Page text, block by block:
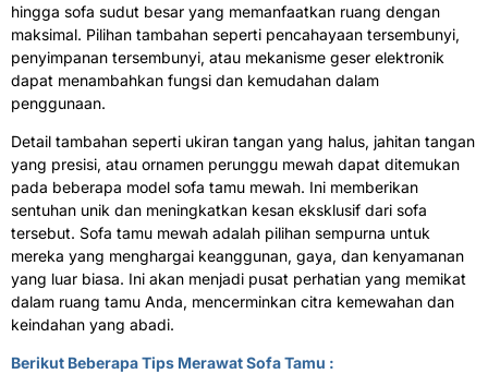
hingga sofa sudut besar yang memanfaatkan ruang dengan
maksimal. Pilihan tambahan seperti pencahayaan tersembunyi,
penyimpanan tersembunyi, atau mekanisme geser elektronik
dapat menambahkan fungsi dan kemudahan dalam
penggunaan.
Detail tambahan seperti ukiran tangan yang halus, jahitan tangan
yang presisi, atau ornamen perunggu mewah dapat ditemukan
pada beberapa model sofa tamu mewah. Ini memberikan
sentuhan unik dan meningkatkan kesan eksklusif dari sofa
tersebut. Sofa tamu mewah adalah pilihan sempurna untuk
mereka yang menghargai keanggunan, gaya, dan kenyamanan
yang luar biasa. Ini akan menjadi pusat perhatian yang memikat
dalam ruang tamu Anda, mencerminkan citra kemewahan dan
keindahan yang abadi.
Berikut Beberapa Tips Merawat Sofa Tamu :